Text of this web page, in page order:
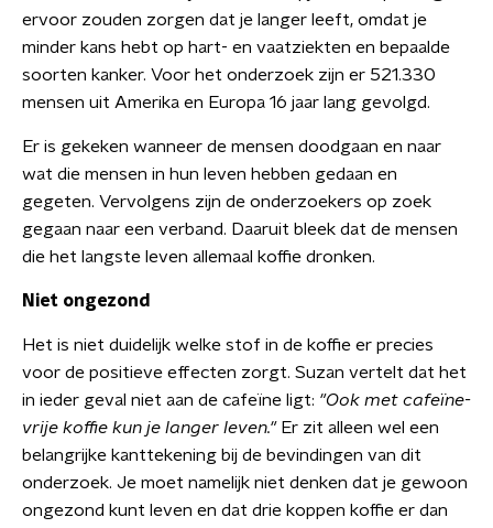
ervoor zouden zorgen dat je langer leeft, omdat je
minder kans hebt op hart- en vaatziekten en bepaalde
soorten kanker. Voor het onderzoek zijn er 521.330
mensen uit Amerika en Europa 16 jaar lang gevolgd.
Er is gekeken wanneer de mensen doodgaan en naar
wat die mensen in hun leven hebben gedaan en
gegeten. Vervolgens zijn de onderzoekers op zoek
gegaan naar een verband. Daaruit bleek dat de mensen
die het langste leven allemaal koffie dronken.
Niet ongezond
Het is niet duidelijk welke stof in de koffie er precies
voor de positieve effecten zorgt. Suzan vertelt dat het
in ieder geval niet aan de cafeïne ligt: "Ook met cafeïne-
vrije koffie kun je langer leven." Er zit alleen wel een
belangrijke kanttekening bij de bevindingen van dit
onderzoek. Je moet namelijk niet denken dat je gewoon
ongezond kunt leven en dat drie koppen koffie er dan